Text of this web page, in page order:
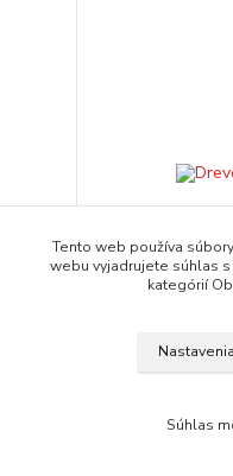
Tento web používa
webu vyjadrujete súhlas
kategórií
Nastavenia
Súhlas